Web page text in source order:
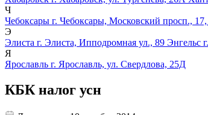
Ч
Чебоксары г. Чебоксары, Московский просп., 17,
Э
Элиста г. Элиста, Ипподромная ул., 89 Энгельс
Я
Ярославль г. Ярославль, ул. Свердлова, 25Д
КБК налог усн